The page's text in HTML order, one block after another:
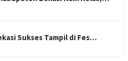
Sukses Tampil di Fes…